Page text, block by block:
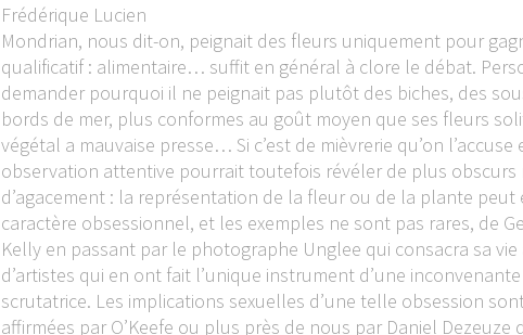
Frédérique Lucien
Mondrian, nous dit-on, peignait des fleurs uniquement pour
qualificatif : alimentaire… suffit en général à clore le débat.
demander pourquoi il ne peignait pas plutôt des biches, des
bords de mer, plus conformes au goût moyen que ses fleurs
végétal a mauvaise presse… Si c’est de mièvrerie qu’on
observation attentive pourrait toutefois révéler de plus obscurs
d’agacement : la représentation de la fleur ou de la plante peut
caractère obsessionnel, et les exemples ne sont pas rares, de
Kelly en passant par le photographe Unglee qui consacra sa vie
d’artistes qui en ont fait l’unique instrument d’une
scrutatrice. Les implications sexuelles d’une telle obsession
affirmées par O’Keefe ou plus près de nous par Daniel Dezeuze